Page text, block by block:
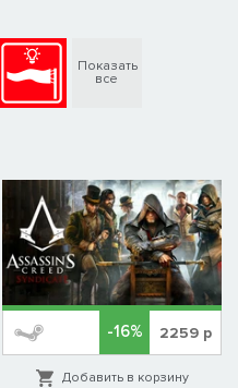
Показать
все
-16% 2259р
Добавить в корзину